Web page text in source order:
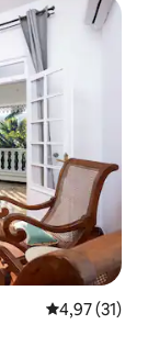
4,97 ud af 5
4,97 (31)